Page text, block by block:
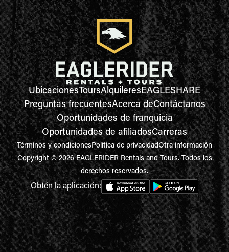
UbicacionesToursAlquileresEAGLESHARE
Preguntas frecuentesAcerca deContáctanos
Oportunidades de franquicia
Oportunidades de afiliadosCarreras
Términos y condicionesPolítica de privacidadOtra información
Copyright © 2026 EAGLERIDER Rentals and Tours. Todos los
derechos reservados.
Obtén la aplicación: